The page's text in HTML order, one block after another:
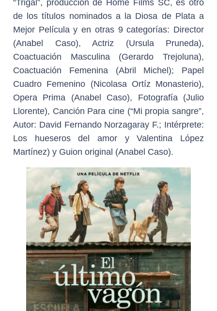
“Trigal”, producción de Home Films SC, es otro
de los títulos nominados a la Diosa de Plata a
Mejor Película y en otras 9 categorías: Director
(Anabel Caso), Actriz (Ursula Pruneda),
Coactuación Masculina (Gerardo Trejoluna),
Coactuación Femenina (Abril Michel); Papel
Cuadro Femenino (Nicolasa Ortíz Monasterio),
Opera Prima (Anabel Caso), Fotografía (Julio
Llorente), Canción Para cine (“Mi propia sangre”,
Autor: David Fernando Norzagaray F.; Intérprete:
Los hueseros del amor y Valentina López
Martínez) y Guion original (Anabel Caso).